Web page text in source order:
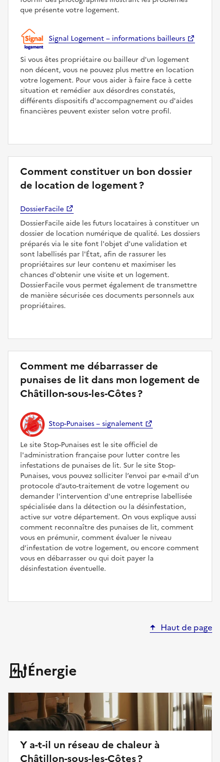
que présente votre logement.
Signal Logement – informations bailleurs
Si vous êtes propriétaire ou bailleur d'un logement
non décent, vous ne pouvez plus mettre en location
votre logement. Pour vous aider à faire face à cette
situation et remédier aux désordres constatés,
différents dispositifs d'accompagnement ou d'aides
financières peuvent exister selon votre profil.
Comment constituer un bon dossier
de location de logement ?
DossierFacile
DossierFacile aide les futurs locataires à constituer un
dossier de location numérique de qualité. Les dossiers
préparés via le site font l'objet d'une validation et
sont labellisés par l'État, afin de rassurer les
propriétaires sur leur contenu et maximiser les
chances d'obtenir une visite et un logement.
DossierFacile vous permet également de transmettre
de manière sécurisée ces documents personnels aux
propriétaires.
Comment me débarrasser de
punaises de lit dans mon logement de
Châtillon-sous-les-Côtes ?
Stop-Punaises – signalement
Le site Stop-Punaises est le site officiel de
l'administration française pour lutter contre les
infestations de punaises de lit. Sur le site Stop-
Punaises, vous pouvez solliciter l’envoi par e-mail d’un
protocole d’auto-traitement de votre logement ou
demander l'intervention d'une entreprise labellisée
spécialisée dans la détection ou la désinfestation,
active sur votre département. On vous explique aussi
comment reconnaître des punaises de lit, comment
vous en prémunir, comment évaluer le niveau
d’infestation de votre logement, ou encore comment
vous en débarrasser ou qui doit payer la
désinfestation éventuelle.
Haut de page
Énergie
Y a-t-il un réseau de chaleur à
Châtillon-sous-les-Côtes ?